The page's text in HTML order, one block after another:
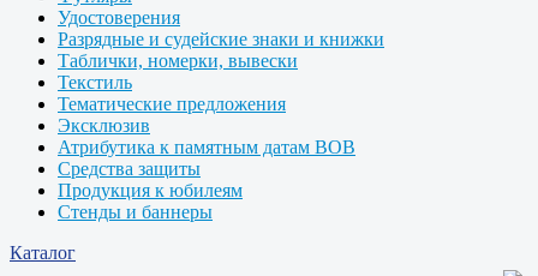
Удостоверения
Разрядные и судейские знаки и книжки
Таблички, номерки, вывески
Текстиль
Тематические предложения
Эксклюзив
Атрибутика к памятным датам ВОВ
Средства защиты
Продукция к юбилеям
Стенды и баннеры
Каталог